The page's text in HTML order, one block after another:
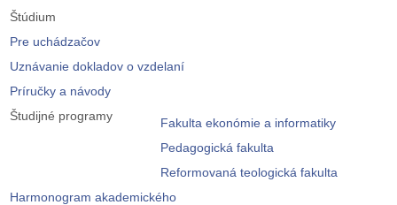
Štúdium
Pre uchádzačov
Uznávanie dokladov o vzdelaní
Príručky a návody
Študijné programy
Fakulta ekonómie a informatiky
Pedagogická fakulta
Reformovaná teologická fakulta
Harmonogram akademického